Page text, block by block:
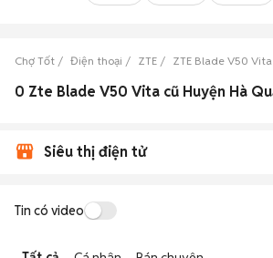
Chợ Tốt Điện thoại ZTE ZTE Blade V50 Vita
Siêu thị điện tử
Tin có video